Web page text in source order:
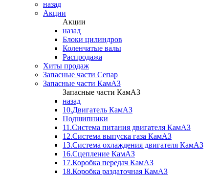
назад
Акции
Акции
назад
Блоки цилиндров
Коленчатые валы
Распродажа
Хиты продаж
Запасные части Сепар
Запасные части КамАЗ
Запасные части КамАЗ
назад
10.Двигатель КамАЗ
Подшипники
11.Система питания двигателя КамАЗ
12.Система выпуска газа КамАЗ
13.Система охлаждения двигателя КамАЗ
16.Сцепление КамАЗ
17.Коробка передач КамАЗ
18.Коробка раздаточная КамАЗ